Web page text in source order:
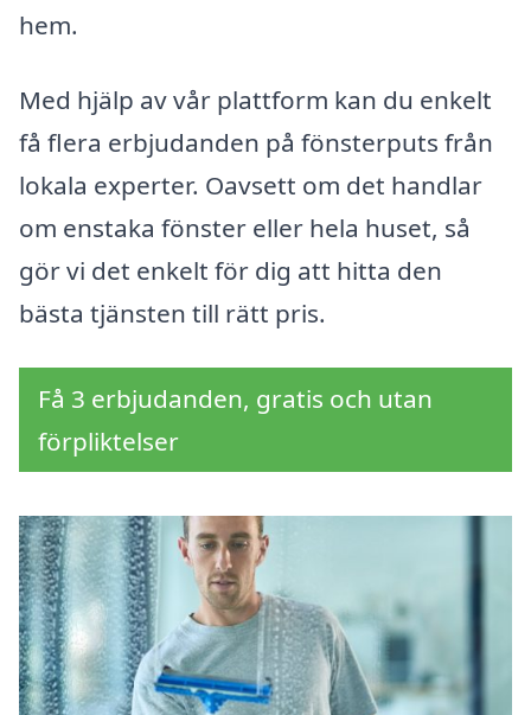
hem.
Med hjälp av vår plattform kan du enkelt
få flera erbjudanden på fönsterputs från
lokala experter. Oavsett om det handlar
om enstaka fönster eller hela huset, så
gör vi det enkelt för dig att hitta den
bästa tjänsten till rätt pris.
Få 3 erbjudanden, gratis och utan
förpliktelser